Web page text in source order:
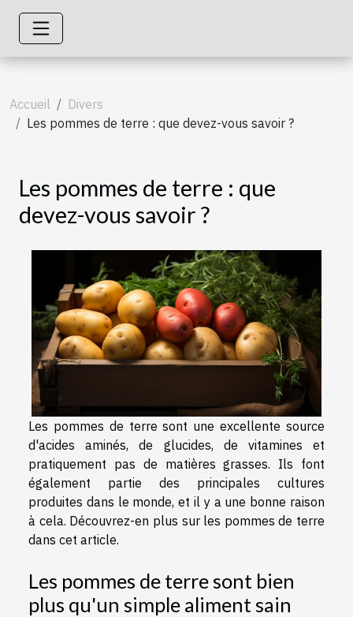
Accueil
Divers
Les pommes de terre : que devez-vous savoir ?
Les pommes de terre : que
devez-vous savoir ?
Les pommes de terre sont une excellente source
d'acides aminés, de glucides, de vitamines et
pratiquement pas de matières grasses. Ils font
également partie des principales cultures
produites dans le monde, et il y a une bonne raison
à cela. Découvrez-en plus sur les pommes de terre
dans cet article.
Les pommes de terre sont bien
plus qu'un simple aliment sain